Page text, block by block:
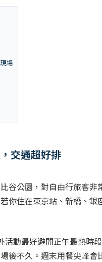
場
交通超好排
谷公園，對自由行旅客
你住在東京站、新橋、
動最好避開正午最熱時
後不久。週末用餐尖峰